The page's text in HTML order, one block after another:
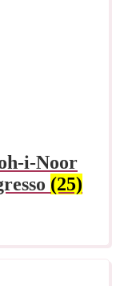
i-Noor
(25)